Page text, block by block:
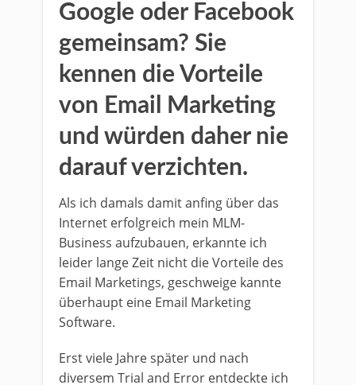
Google oder Facebook
gemeinsam? Sie
kennen die Vorteile
von Email Marketing
und würden daher nie
darauf verzichten.
Als ich damals damit anfing über das
Internet erfolgreich mein MLM-
Business aufzubauen, erkannte ich
leider lange Zeit nicht die Vorteile des
Email Marketings, geschweige kannte
überhaupt eine Email Marketing
Software.
Erst viele Jahre später und nach
diversem Trial and Error entdeckte ich